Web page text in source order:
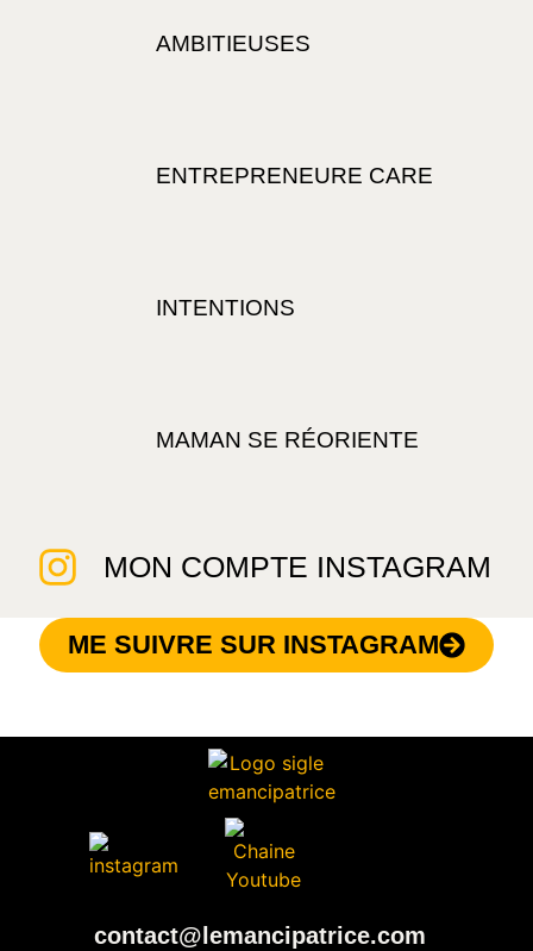
AMBITIEUSES
ENTREPRENEURE CARE
INTENTIONS
MAMAN SE RÉORIENTE
MON COMPTE INSTAGRAM
ME SUIVRE SUR INSTAGRAM
contact@lemancipatrice.com